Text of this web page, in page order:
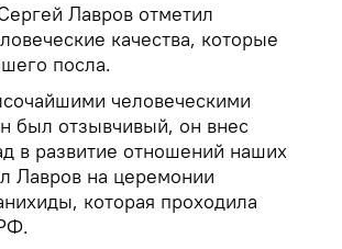
Лавров отметил
качества, которые
посла.
человеческими
был отзывчивый, он внес
в развитие отношений наших
Лавров на церемонии
которая проходила